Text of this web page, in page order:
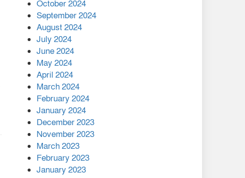
মাঝে সহায়তা দিলেন সাচিং প্রু
জেরী
October 2024
September 2024
August 2024
July 2024
June 2024
May 2024
April 2024
March 2024
February 2024
January 2024
December 2023
November 2023
March 2023
February 2023
January 2023